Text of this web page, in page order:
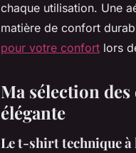
chaque utilisation. Une
matière de confort
pour votre confort lors
Ma sélection
élégante
Le t-shirt technique à